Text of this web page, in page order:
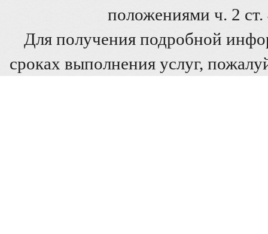
положениями ч. 2
Для получения подробной
сроках выполнения услуг,